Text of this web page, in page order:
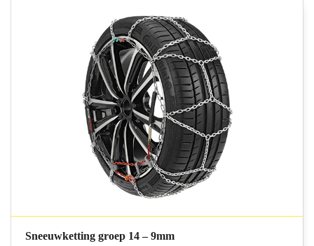
Sneeuwketting groep 14 – 9mm